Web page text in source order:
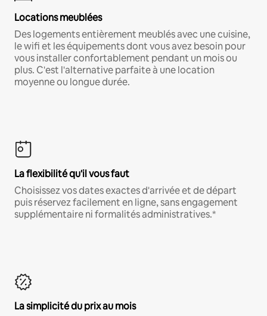
Locations meublées
Des logements entièrement meublés avec une cuisine,
le wifi et les équipements dont vous avez besoin pour
vous installer confortablement pendant un mois ou
plus. C'est l'alternative parfaite à une location
moyenne ou longue durée.
La flexibilité qu'il vous faut
Choisissez vos dates exactes d'arrivée et de départ
puis réservez facilement en ligne, sans engagement
supplémentaire ni formalités administratives.*
La simplicité du prix au mois